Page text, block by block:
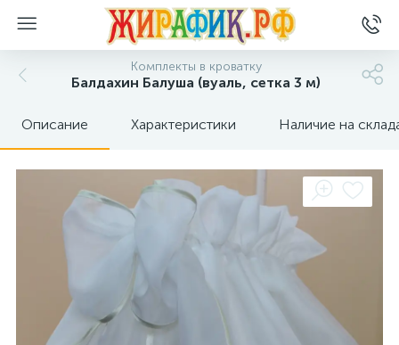
Комплекты в кроватку
Балдахин Балуша (вуаль, сетка 3 м)
Описание Характеристики Наличие на